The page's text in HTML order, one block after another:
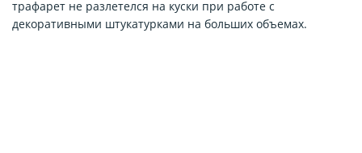
трафарет не разлетелся на куски при работе с
декоративными штукатурками на больших объемах.